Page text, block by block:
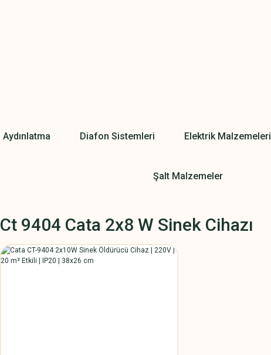
Aydınlatma Diafon Sistemleri Elektrik Malzemeleri
Şalt Malzemeler
Ct 9404 Cata 2x8 W Sinek Cihazı